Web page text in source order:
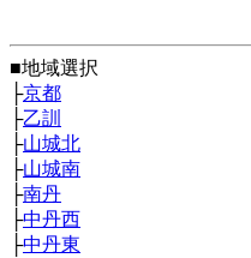
■地域選択
├京都
├乙訓
├山城北
├山城南
├南丹
├中丹西
├中丹東